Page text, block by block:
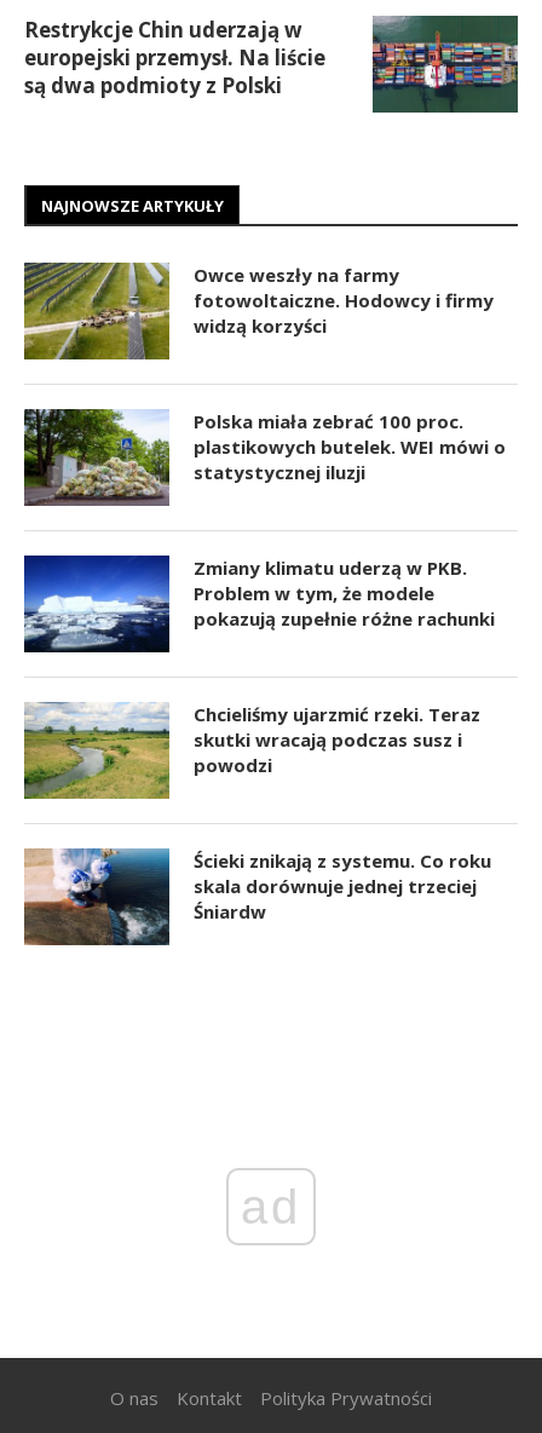
Restrykcje Chin uderzają w
europejski przemysł. Na liście
są dwa podmioty z Polski
NAJNOWSZE ARTYKUŁY
Owce weszły na farmy
fotowoltaiczne. Hodowcy i firmy
widzą korzyści
Polska miała zebrać 100 proc.
plastikowych butelek. WEI mówi o
statystycznej iluzji
Zmiany klimatu uderzą w PKB.
Problem w tym, że modele
pokazują zupełnie różne rachunki
Chcieliśmy ujarzmić rzeki. Teraz
skutki wracają podczas susz i
powodzi
Ścieki znikają z systemu. Co roku
skala dorównuje jednej trzeciej
Śniardw
ad
O nas Kontakt Polityka Prywatności